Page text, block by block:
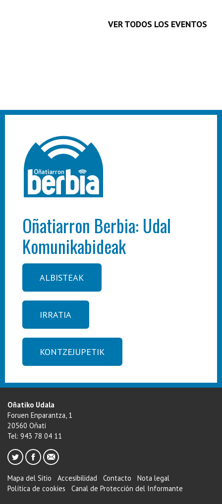
VER TODOS LOS EVENTOS
Oñatiarron Berbia: Udal
Komunikabideak
ALBISTEAK
IRRATIA
KONTZEJUPETIK
Oñatiko Udala
Foruen Enparantza, 1
20560 Oñati
Tel: 943 78 04 11
Mapa del Sitio Accesibilidad Contacto
Nota legal
Política de cookies
Canal de Protección del Informante